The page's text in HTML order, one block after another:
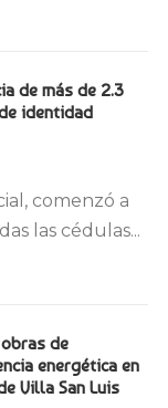
de más de 2.3
identidad
comenzó a
las cédulas...
de
energética en
Villa San Luis